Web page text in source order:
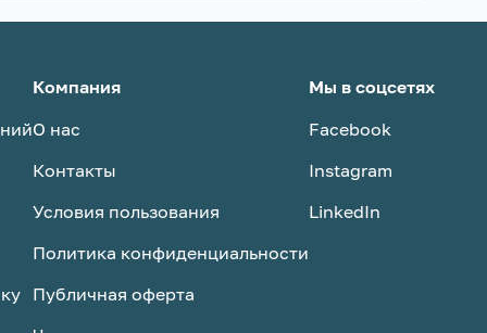
Компания
О нас
Контакты
Условия пользования
Политика конфиденциальности
Публичная оферта
Мы в соцсетях
Facebook
Instagram
LinkedIn